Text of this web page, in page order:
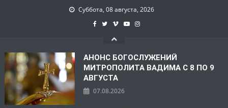
Суббота, 08 августа, 2026
АНОНС БОГОСЛУЖЕНИЙ
МИТРОПОЛИТА ВАДИМА С 8 ПО 9
АВГУСТА
07.08.2026